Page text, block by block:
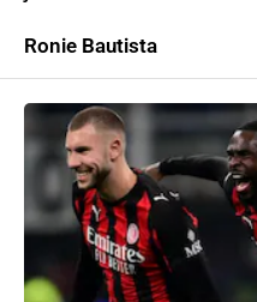
Ronie Bautista